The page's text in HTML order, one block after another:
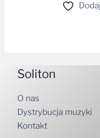
Soliton
O nas
Dystrybucja muzyki
Kontakt